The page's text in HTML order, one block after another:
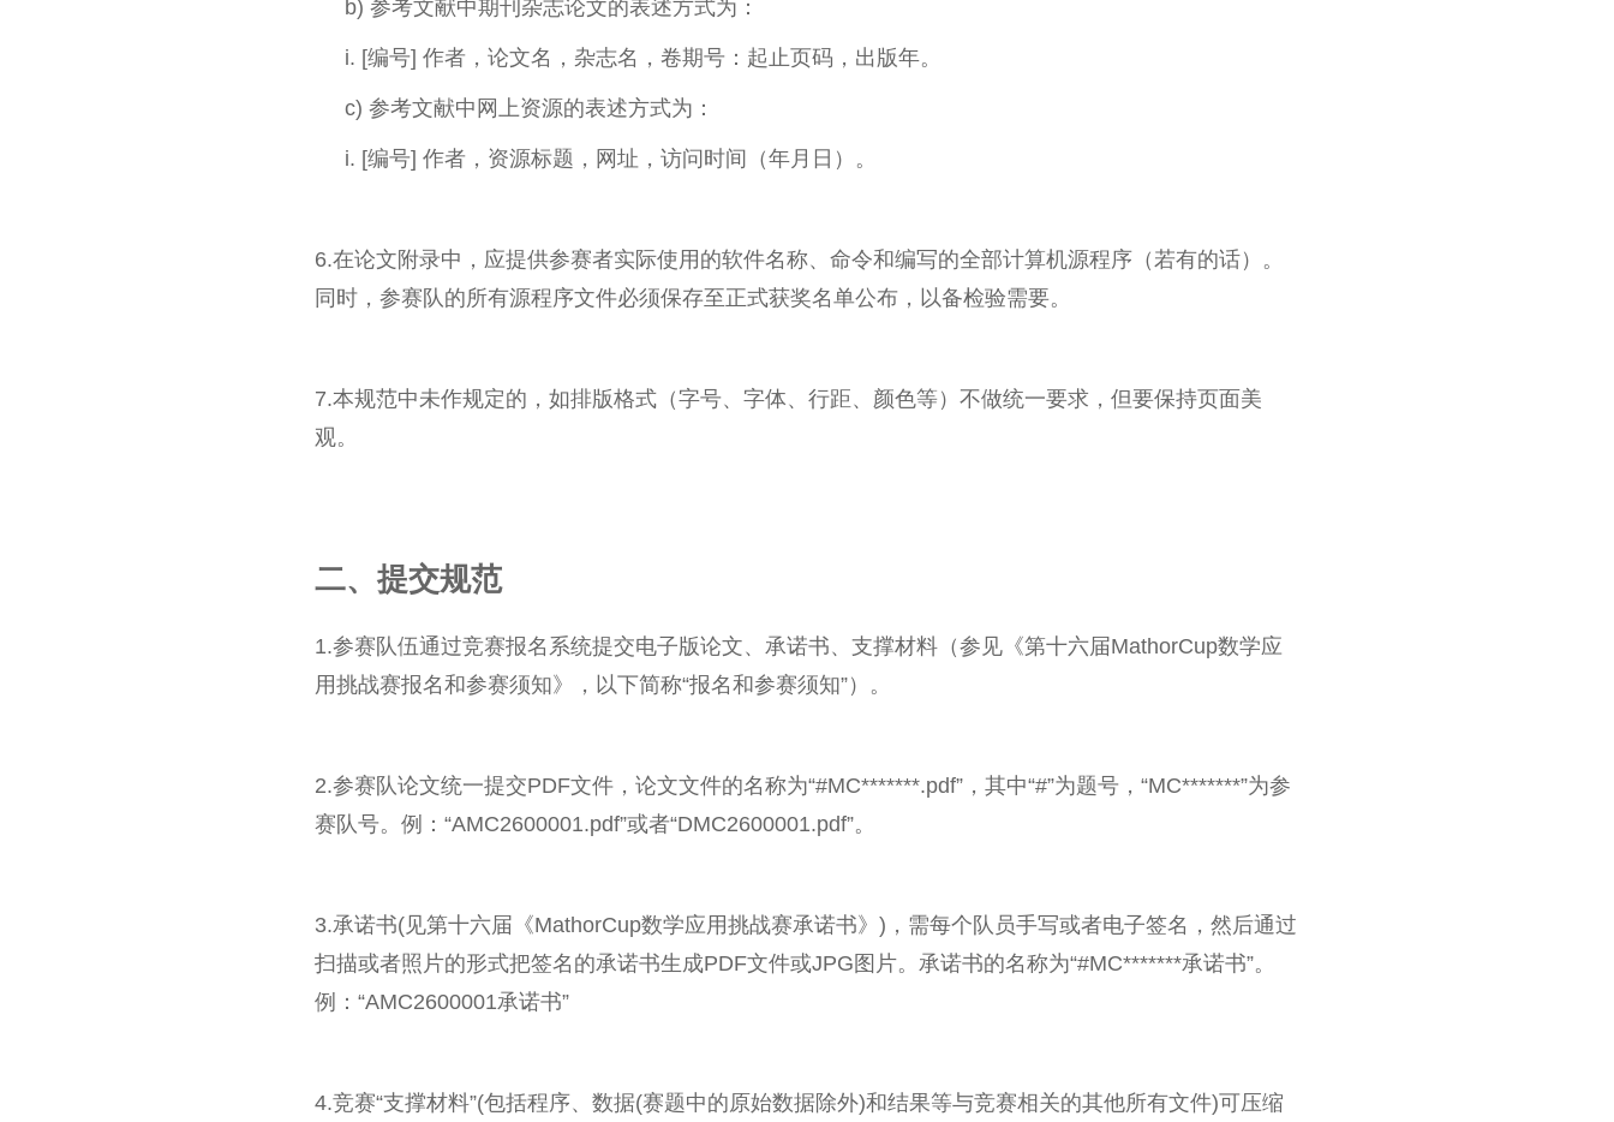
b) 参考文献中期刊杂志论文的表述方式为：
i. [编号] 作者，论文名，杂志名，卷期号：起止页码，出版年。
c) 参考文献中网上资源的表述方式为：
i. [编号] 作者，资源标题，网址，访问时间（年月日）。
6.在论文附录中，应提供参赛者实际使用的软件名称、命令和编写的全部计算机源程序（若有的话）。
同时，参赛队的所有源程序文件必须保存至正式获奖名单公布，以备检验需要。
7.本规范中未作规定的，如排版格式（字号、字体、行距、颜色等）不做统一要求，但要保持页面美
观。
二、提交规范
1.参赛队伍通过竞赛报名系统提交电子版论文、承诺书、支撑材料（参见《第十六届MathorCup数学应
用挑战赛报名和参赛须知》，以下简称“报名和参赛须知”）。
2.参赛队论文统一提交PDF文件，论文文件的名称为“#MC*******.pdf”，其中“#”为题号，“MC*******”为参
赛队号。例：“AMC2600001.pdf”或者“DMC2600001.pdf”。
3.承诺书(见第十六届《MathorCup数学应用挑战赛承诺书》)，需每个队员手写或者电子签名，然后通过
扫描或者照片的形式把签名的承诺书生成PDF文件或JPG图片。承诺书的名称为“#MC*******承诺书”。
例：“AMC2600001承诺书”
4.竞赛“支撑材料”(包括程序、数据(赛题中的原始数据除外)和结果等与竞赛相关的其他所有文件)可压缩